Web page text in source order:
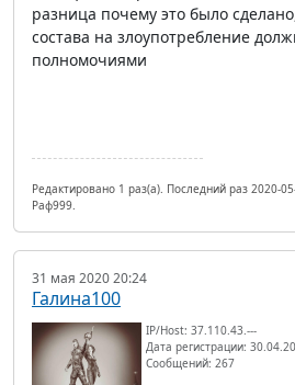
разница почему это было
состава на злоупотребление
полномочиями
Редактировано 1 раз(а). Последний раз 2020-
Раф999.
31 мая 2020 20:24
Галина100
IP/Host: 37.110.43.---
Дата регистрации:
Сообщений: 267